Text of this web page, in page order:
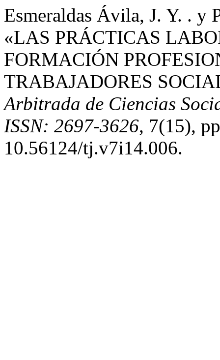
Esmeraldas Ávila, J. Y. . y
«LAS PRÁCTICAS
FORMACIÓN
TRABAJADORES
Arbitrada de Ciencias
ISSN: 2697-3626, 7(15),
10.56124/tj.v7i14.006.